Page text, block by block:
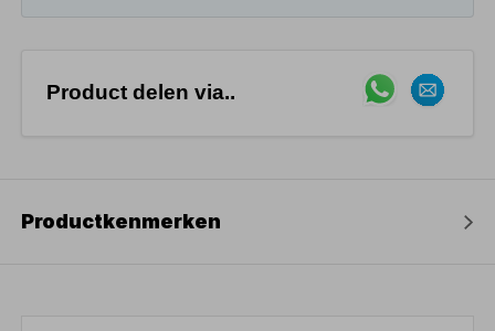
Product delen via..
Productkenmerken